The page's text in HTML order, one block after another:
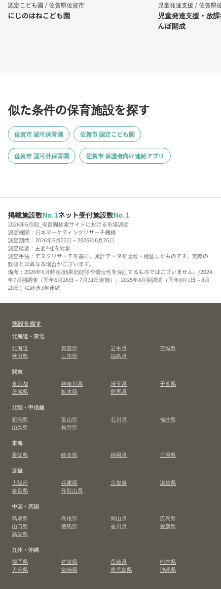
認定こども園 /佐賀県佐賀市
にじのはねこども園
児童発達支援 /佐賀県
児童発達支援・放
んぼ開成
似た条件の保育施設を探す
佐賀市 認可保育園 佐賀市 認定こども園
佐賀市 認可外保育園 佐賀市 保護者向け連絡アプリ
掲載施設数No.1ネット受付施設数No.1
2026年6月期_保育園検索サイトにおける市場調査
調査機関：日本マーケティングリサーチ機構
調査期間：2026年6月22日～2026年6月26日
調査概要：主要4社を対象
調査手法：デスクリサーチを基に、累計データを比較・検証したものです。実際の
数値とは異なる場合がございます。
備考：2026年6月時点/効果効能等や優位性を保証するものではございません。/2024
年7月期調査（同年6月26日～7月31日実施）、2025年8月期調査（同年8月1日～8月
28日）に続き3年連続
施設を探す
北海道・東北
北海道
青森県 岩手県
宮城県
秋田県
山形県
福島県
関東
東京都
神奈川県 埼玉県
千葉県
茨城県
栃木県
群馬県
北陸・甲信越
新潟県
富山県 石川県
福井県
山梨県
長野県
東海
愛知県
岐阜県 静岡県
三重県
近畿
大阪府
兵庫県 京都府
滋賀県
奈良県
和歌山県
中国・四国
鳥取県
島根県 岡山県
広島県
山口県
徳島県 香川県
愛媛県
高知県
九州・沖縄
福岡県
佐賀県 長崎県
熊本県
大分県
宮崎県 鹿児島県 沖縄県